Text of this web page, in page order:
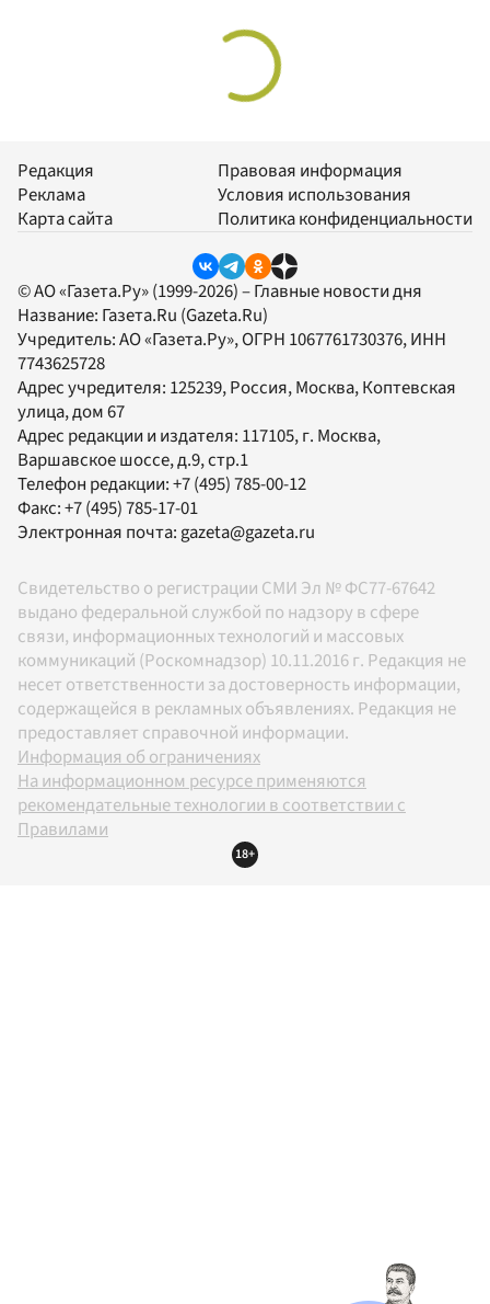
Редакция
Реклама
Карта сайта
Правовая информация
Условия использования
Политика конфиденциальности
© АО «Газета.Ру» (1999-2026) – Главные новости дня
Название: Газета.Ru (Gazeta.Ru)
Учредитель:АО «Газета.Ру», ОГРН 1067761730376, ИНН
7743625728
Адрес учредителя: 125239, Россия, Москва, Коптевская
улица, дом 67
Адрес редакции и издателя: 117105, г. Москва,
Варшавское шоссе, д.9, стр.1
Телефон редакции:+7 (495) 785-00-12
Факс:+7 (495) 785-17-01
Электронная почта: gazeta@gazeta.ru
Свидетельство о регистрации СМИ Эл № ФС77-67642
выдано федеральной службой по надзору в сфере
связи, информационных технологий и массовых
коммуникаций (Роскомнадзор) 10.11.2016 г. Редакция не
несет ответственности за достоверность информации,
содержащейся в рекламных объявлениях. Редакция не
предоставляет справочной информации.
Информация об ограничениях
На информационном ресурсе применяются
рекомендательные технологии в соответствии с
Правилами
18+